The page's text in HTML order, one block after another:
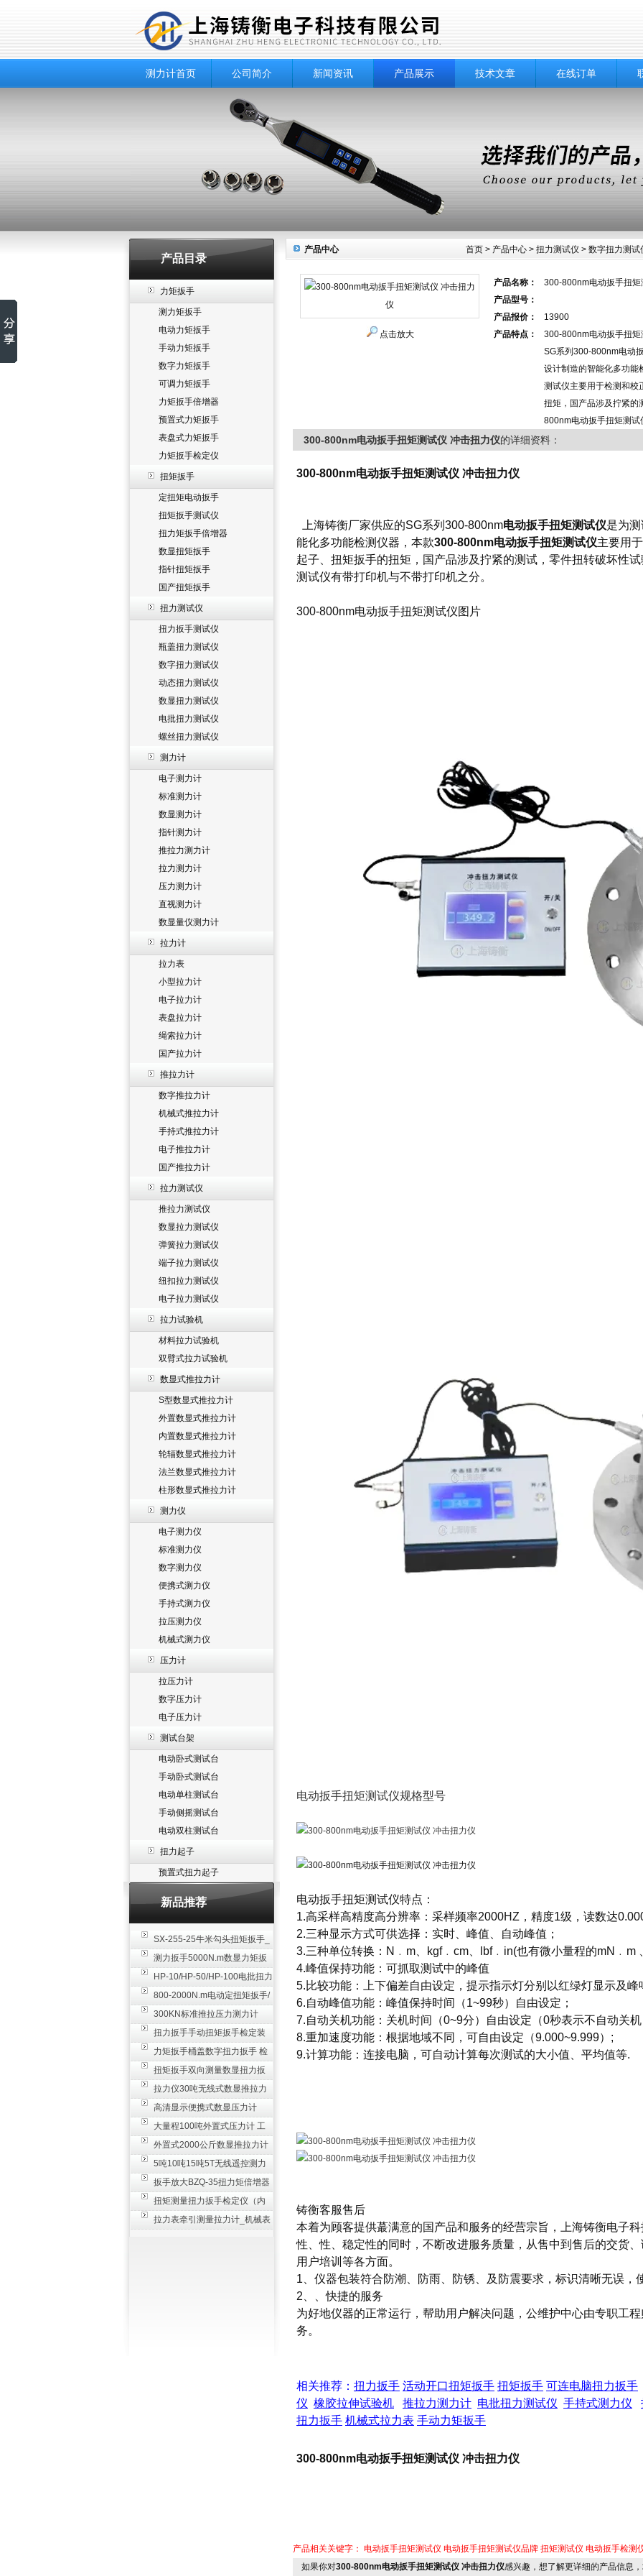
测力计首页 公司简介 新闻资讯 产品展示 技术文章 在线订单
产品目录
力矩扳手
测力矩扳手
电动力矩扳手
手动力矩扳手
数字力矩扳手
可调力矩扳手
力矩扳手倍增器
预置式力矩扳手
表盘式力矩扳手
力矩扳手检定仪
扭矩扳手
定扭矩电动扳手
扭矩扳手测试仪
扭力矩扳手倍增器
数显扭矩扳手
指针扭矩扳手
国产扭矩扳手
扭力测试仪
扭力扳手测试仪
瓶盖扭力测试仪
数字扭力测试仪
动态扭力测试仪
数显扭力测试仪
电批扭力测试仪
螺丝扭力测试仪
测力计
电子测力计
标准测力计
数显测力计
指针测力计
推拉力测力计
拉力测力计
压力测力计
直视测力计
数显量仪测力计
拉力计
拉力表
小型拉力计
电子拉力计
表盘拉力计
绳索拉力计
国产拉力计
推拉力计
数字推拉力计
机械式推拉力计
手持式推拉力计
电子推拉力计
国产推拉力计
拉力测试仪
推拉力测试仪
数显拉力测试仪
弹簧拉力测试仪
端子拉力测试仪
纽扣拉力测试仪
电子拉力测试仪
拉力试验机
材料拉力试验机
双臂式拉力试验机
数显式推拉力计
S型数显式推拉力计
外置数显式推拉力计
内置数显式推拉力计
轮辐数显式推拉力计
法兰数显式推拉力计
柱形数显式推拉力计
测力仪
电子测力仪
标准测力仪
数字测力仪
便携式测力仪
手持式测力仪
拉压测力仪
机械式测力仪
压力计
拉压力计
数字压力计
电子压力计
测试台架
电动卧式测试台
手动卧式测试台
电动单柱测试台
手动侧摇测试台
电动双柱测试台
扭力起子
预置式扭力起子
新品推荐
SX-255-25牛米勾头扭矩扳手_
螺栓紧固扭力扳手
测力扳手5000N.m数显力矩扳
手 非标扭力扳手工业级
HP-10/HP-50/HP-100电批扭力
测试仪,测量仪
800-2000N.m电动定扭矩扳手/
扭矩电动扳手
300KN标准推拉压力测力计
_0.3级数显压力仪
扭力扳手手动扭矩扳手检定装
置 50-100N扳手测量仪器
力矩扳手桶盖数字扭力扳手 检
测瓶盖拧紧扭矩工具
扭矩扳手双向测量数显扭力扳
手 2000N,m力矩扳手价格
拉力仪30吨无线式数显推拉力
计 数字显示测力计80T
高清显示便携式数显压力计
300N500n_手持电子测力计
大量程100吨外置式压力计 工
业用数显测力计价格
外置式2000公斤数显推拉力计
_数字拉力压力测试仪
5吨10吨15吨5T无线遥控测力
计_带遥控电子拉力计数显式
扳手放大BZQ-35扭力矩倍增器
_3500牛米扭力倍力器仪
扭矩测量扭力扳手检定仪（内
置打印） 扭矩检验仪器
拉力表牵引测量拉力计_机械表
首页 > 产品中心 > 扭力测试仪 > 数字扭力测试
产品中心
点击放大
产品名称：
300-800nm电动扳手扭
产品型号：
产品报价：
13900
产品特点：
300-800nm电动扳手扭
SG系列300-800nm电动
设计制造的智能化多功能
测试仪主要用于检测和校
扭矩，国产品涉及拧紧的
800nm电动扳手扭矩测
300-800nm电动扳手扭矩测试仪 冲击扭力仪的详细资料：
300-800nm电动扳手扭矩测试仪 冲击扭力仪
上海铸衡厂家供应的SG系列300-800nm电动扳手扭矩测试仪是为
能化多功能检测仪器，本款300-800nm电动扳手扭矩测试仪主要用
起子、扭矩扳手的扭矩，国产品涉及拧紧的测试，零件扭转破坏性
测试仪有带打印机与不带打印机之分。
300-800nm电动扳手扭矩测试仪图片
电动扳手扭矩测试仪规格型号
电动扳手扭矩测试仪特点：
1.高采样高精度高分辨率：采样频率2000HZ，精度1级，读数达
2.三种显示方式可供选择：实时、峰值、自动峰值；
3.三种单位转换：N﹒m、kgf﹒cm、lbf﹒in(也有微小量程的mN﹒m
4.峰值保持功能：可抓取测试中的峰值
5.比较功能：上下偏差自由设定，提示指示灯分别以红绿灯显示及峰
6.自动峰值功能：峰值保持时间（1~99秒）自由设定；
7.自动关机功能：关机时间（0~9分）自由设定（0秒表示不自动关
8.重加速度功能：根据地域不同，可自由设定（9.000~9.999）;
9.计算功能：连接电脑，可自动计算每次测试的大小值、平均值等.
铸衡客服售后
本着为顾客提供蕞满意的国产品和服务的经营宗旨，上海铸衡电子
性、性、稳定性的同时，不断改进服务质量，从售中到售后的交货
用户培训等各方面。
1、仪器包装符合防潮、防雨、防锈、及防震要求，标识清晰无误，
2、、快捷的服务
为好地仪器的正常运行，帮助用户解决问题，公维护中心由专职工
务。
相关推荐： 扭力扳手 活动开口扭矩扳手 扭矩扳手 可连电脑扭力扳手
仪 橡胶拉伸试验机 推拉力测力计 电批扭力测试仪 手持式测力仪
扭力扳手 机械式拉力表 手动力矩扳手
300-800nm电动扳手扭矩测试仪 冲击扭力仪
产品相关关键字： 电动扳手扭矩测试仪 电动扳手扭矩测试仪品牌 扭矩测试仪 电动扳手检测
如果你对300-800nm电动扳手扭矩测试仪 冲击扭力仪感兴趣，想了解更详细的产品信息